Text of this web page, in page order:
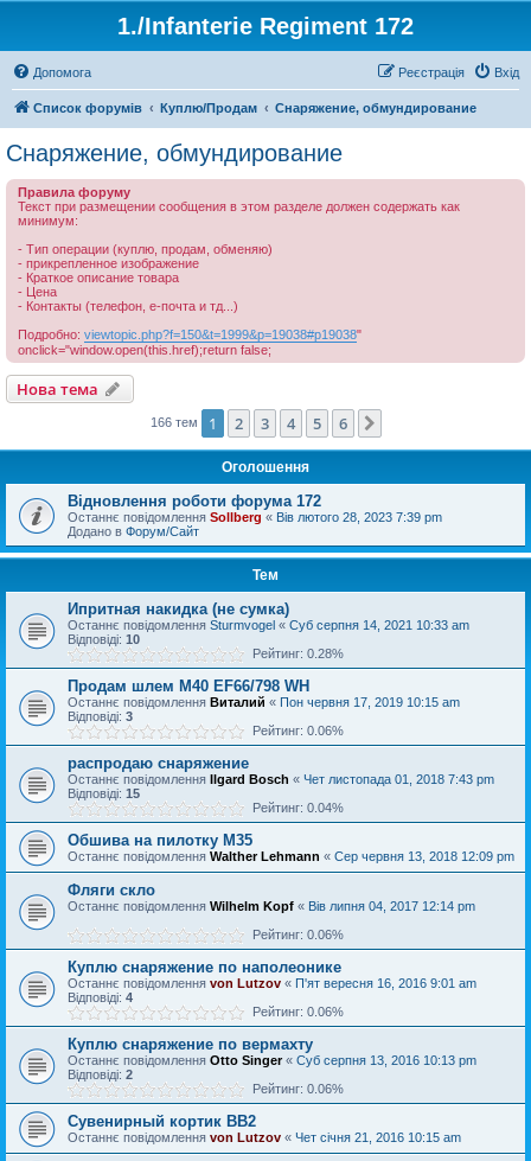
1./Infanterie Regiment 172
Допомога Вхід
Реєстрація
Список форумів Куплю/Продам Снаряжение, обмундирование
Снаряжение, обмундирование
Правила форуму
Текст при размещении сообщения в этом разделе должен содержать как
минимум:
- Тип операции (куплю, продам, обменяю)
- прикрепленное изображение
- Краткое описание товара
- Цена
- Контакты (телефон, е-почта и тд...)
Подробно: viewtopic.php?f=150&t=1999&p=19038#p19038"
onclick="window.open(this.href);return false;
Нова тема
166 тем 1 2 3 4 5 6
Оголошення
Відновлення роботи форума 172
Останнє повідомлення Sollberg « Вів лютого 28, 2023 7:39 pm
Додано в Форум/Сайт
Тем
Ипритная накидка (не сумка)
Останнє повідомлення Sturmvogel « Суб серпня 14, 2021 10:33 am
Відповіді: 10
Рейтинг: 0.28%
Продам шлем M40 EF66/798 WH
Останнє повідомлення Виталий « Пон червня 17, 2019 10:15 am
Відповіді: 3
Рейтинг: 0.06%
распродаю снаряжение
Останнє повідомлення Ilgard Bosch « Чет листопада 01, 2018 7:43 pm
Відповіді: 15
Рейтинг: 0.04%
Обшива на пилотку М35
Останнє повідомлення Walther Lehmann « Сер червня 13, 2018 12:09 pm
Фляги скло
Останнє повідомлення Wilhelm Kopf « Вів липня 04, 2017 12:14 pm
Рейтинг: 0.06%
Куплю снаряжение по наполеонике
Останнє повідомлення von Lutzov « П'ят вересня 16, 2016 9:01 am
Відповіді: 4
Рейтинг: 0.06%
Куплю снаряжение по вермахту
Останнє повідомлення Otto Singer« Суб серпня 13, 2016 10:13 pm
Відповіді: 2
Рейтинг: 0.06%
Сувенирный кортик ВВ2
Останнє повідомлення von Lutzov « Чет січня 21, 2016 10:15 am